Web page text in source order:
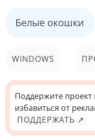
Белые окошки
WINDOWS
КОМПЬЮТЕР
Поддержите проект
избавиться от
ПОДДЕРЖАТЬ ↗